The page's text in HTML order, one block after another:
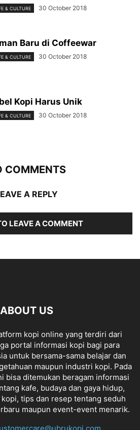
& CULTURE 30 October 2018
Baru di Coffeewar
& CULTURE 30 October 2018
Kopi Harus Unik
& CULTURE 30 October 2018
COMMENTS
A REPLY
LEAVE A COMMENT
ABOUT US
kopi online yang terdiri dari
portal informasi kopi bagi para
untuk bersama-sama belajar dan
maupun industri kopi. Pada
bisa ditemukan beragam informasi
kafe, budaya dan gaya hidup,
tips dan resep tentang seduh
maupun event-event menarik.